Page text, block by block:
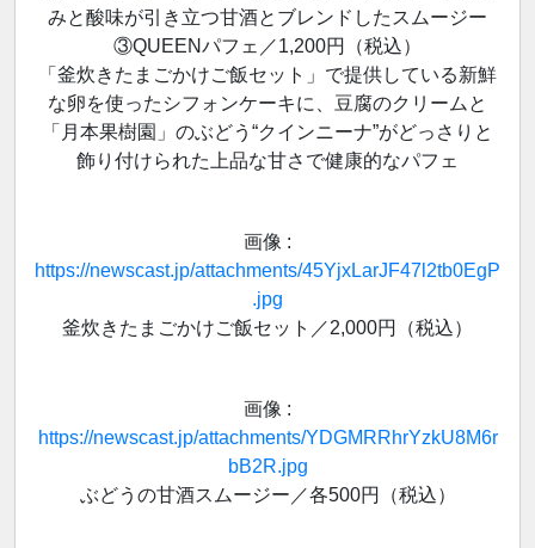
みと酸味が引き立つ甘酒とブレンドしたスムージー
③QUEENパフェ／1,200円（税込）
「釜炊きたまごかけご飯セット」で提供している新鮮
な卵を使ったシフォンケーキに、豆腐のクリームと
「月本果樹園」のぶどう“クインニーナ”がどっさりと
飾り付けられた上品な甘さで健康的なパフェ
画像 :
https://newscast.jp/attachments/45YjxLarJF47l2tb0EgP
.jpg
釜炊きたまごかけご飯セット／2,000円（税込）
画像 :
https://newscast.jp/attachments/YDGMRRhrYzkU8M6r
bB2R.jpg
ぶどうの甘酒スムージー／各500円（税込）